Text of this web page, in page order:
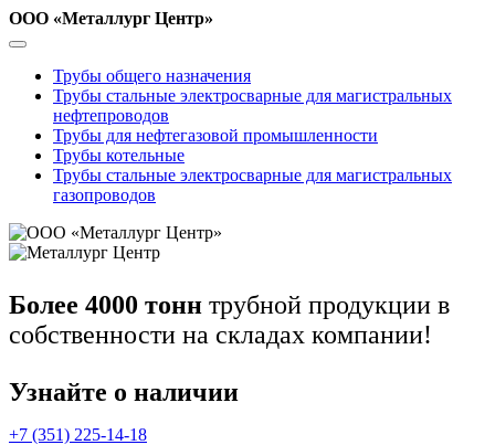
ООО «Металлург Центр»
Трубы общего назначения
Трубы стальные электросварные для магистральных
нефтепроводов
Трубы для нефтегазовой промышленности
Трубы котельные
Трубы стальные электросварные для магистральных
газопроводов
Более 4000 тонн трубной продукции в
собственности на складах компании!
Узнайте о наличии
+7 (351) 225-14-18